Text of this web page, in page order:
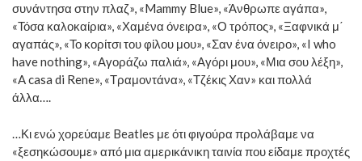
συνάντησα στην πλαζ», «Mammy Blue», «Άνθρωπε αγάπα»,
«Τόσα καλοκαίρια», «Χαμένα όνειρα», «Ο τρόπος», «Ξαφνικά μ΄
αγαπάς», «Το κορίτσι του φίλου μου», «Σαν ένα όνειρο», «I who
have nothing», «Αγοράζω παλιά», «Αγόρι μου», «Μια σου λέξη»,
«A casa di Rene», «Τραμοντάνα», «Τζέκις Χαν» και πολλά
άλλα….
…Κι ενώ χορεύαμε Beatles με ότι φιγούρα προλάβαμε να
«ξεσηκώσουμε» από μια αμερικάνικη ταινία που είδαμε προχτές